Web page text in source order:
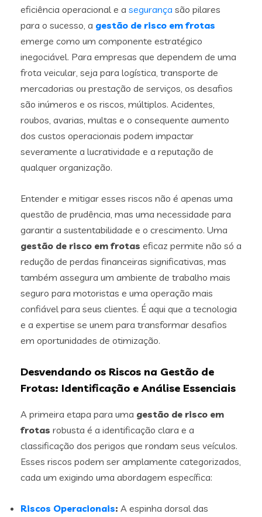
eficiência operacional e a segurança são pilares
para o sucesso, a gestão de risco em frotas
emerge como um componente estratégico
inegociável. Para empresas que dependem de uma
frota veicular, seja para logística, transporte de
mercadorias ou prestação de serviços, os desafios
são inúmeros e os riscos, múltiplos. Acidentes,
roubos, avarias, multas e o consequente aumento
dos custos operacionais podem impactar
severamente a lucratividade e a reputação de
qualquer organização.
Entender e mitigar esses riscos não é apenas uma
questão de prudência, mas uma necessidade para
garantir a sustentabilidade e o crescimento. Uma
gestão de risco em frotas eficaz permite não só a
redução de perdas financeiras significativas, mas
também assegura um ambiente de trabalho mais
seguro para motoristas e uma operação mais
confiável para seus clientes. É aqui que a tecnologia
e a expertise se unem para transformar desafios
em oportunidades de otimização.
Desvendando os Riscos na Gestão de
Frotas: Identificação e Análise Essenciais
A primeira etapa para uma gestão de risco em
frotas robusta é a identificação clara e a
classificação dos perigos que rondam seus veículos.
Esses riscos podem ser amplamente categorizados,
cada um exigindo uma abordagem específica:
Riscos Operacionais: A espinha dorsal das